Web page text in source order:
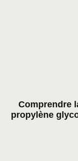
Comprendre
propylène